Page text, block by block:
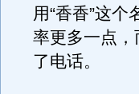
用“香香”这
率更多一点，
了电话。